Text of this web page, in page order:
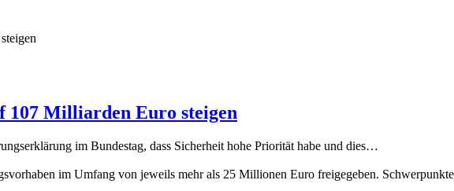
107 Milliarden Euro steigen
im Bundestag, dass Sicherheit hohe Priorität habe und dies…